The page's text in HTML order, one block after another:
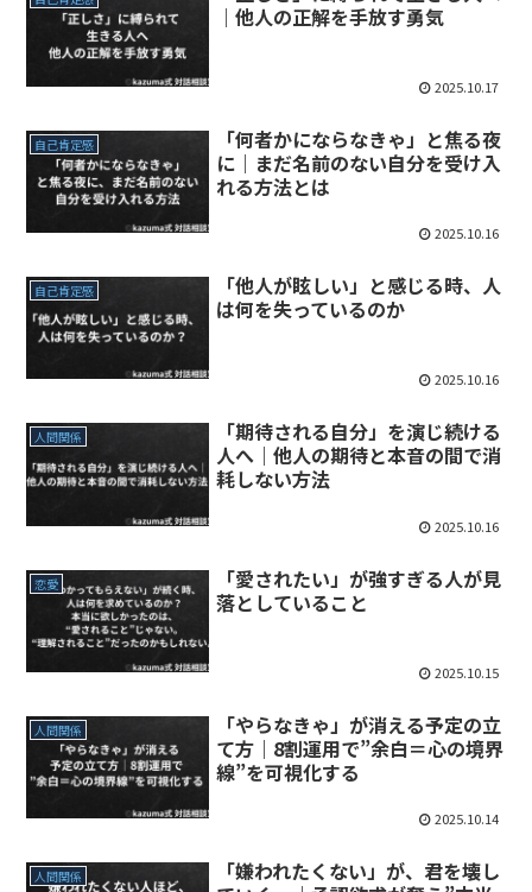
｜他人の正解を手放す勇気
2025.10.17
自己肯定感
「何者かにならなきゃ」と焦る夜
に｜まだ名前のない自分を受け入
れる方法とは
2025.10.16
自己肯定感
「他人が眩しい」と感じる時、人
は何を失っているのか
2025.10.16
人間関係
「期待される自分」を演じ続ける
人へ｜他人の期待と本音の間で消
耗しない方法
2025.10.16
恋愛
「愛されたい」が強すぎる人が見
落としていること
2025.10.15
人間関係
「やらなきゃ」が消える予定の立
て方｜8割運用で”余白＝心の境界
線”を可視化する
2025.10.14
人間関係
「嫌われたくない」が、君を壊し